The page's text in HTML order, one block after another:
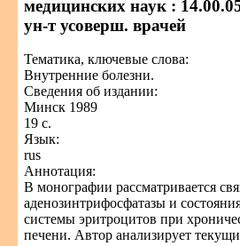
медицинских наук :
ун-т усоверш. врачей
Тематика, ключевые слова:
Внутренние болезни.
Сведения об издании:
Минск 1989
19 с.
Язык:
rus
Аннотация:
В монографии рассматривается
аденозинтрифосфатазы и
системы эритроцитов при
печени. Автор анализирует